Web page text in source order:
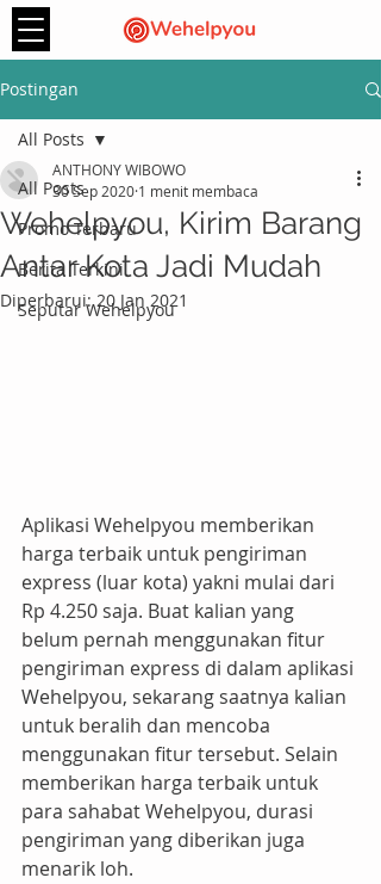
Postingan
All Posts
Promo Terbaru
Berita Terkini
Seputar Wehelpyou
All Posts
Wehelpyou, Kirim Barang
Antar Kota Jadi Mudah
ANTHONY WIBOWO
30 Sep 2020 1 menit membaca
Diperbarui:20 Jan 2021
Aplikasi Wehelpyou memberikan
harga terbaik untuk pengiriman
express (luar kota) yakni mulai dari
Rp 4.250 saja. Buat kalian yang
belum pernah menggunakan fitur
pengiriman express di dalam aplikasi
Wehelpyou, sekarang saatnya kalian
untuk beralih dan mencoba
menggunakan fitur tersebut. Selain
memberikan harga terbaik untuk
para sahabat Wehelpyou, durasi
pengiriman yang diberikan juga
menarik loh.